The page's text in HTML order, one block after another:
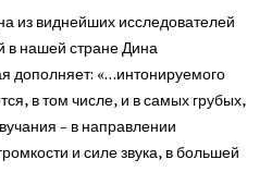
из виднейших исследователей
в нашей стране Дина
дополняет: «…интонируемого
в том числе, и в самых грубых,
– в направлении
и силе звука, в большей